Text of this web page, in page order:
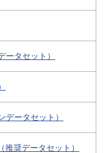
タセット）
ータセット）
奨データセット）